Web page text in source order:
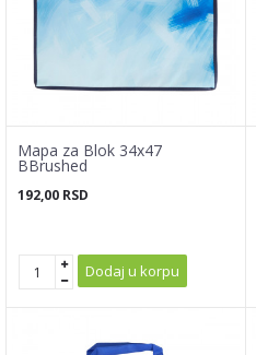
Mapa za Blok 34x47
BBrushed
192,00 RSD
Dodaj u korpu